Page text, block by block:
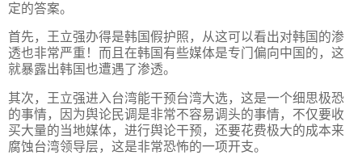
定的答案。
首先，王立强办得是韩国假护照，从这可以看出对韩国的渗
透也非常严重！而且在韩国有些媒体是专门偏向中国的，这
就暴露出韩国也遭遇了渗透。
其次，王立强进入台湾能干预台湾大选，这是一个细思极恐
的事情，因为舆论民调是非常不容易调头的事情，不仅要收
买大量的当地媒体，进行舆论干预，还要花费极大的成本来
腐蚀台湾领导层，这是非常恐怖的一项开支。